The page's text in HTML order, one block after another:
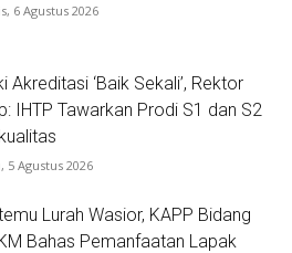
6 Agustus 2026
Akreditasi ‘Baik Sekali’, Rektor
IHTP Tawarkan Prodi S1 dan S2
5 Agustus 2026
Lurah Wasior, KAPP Bidang
Bahas Pemanfaatan Lapak